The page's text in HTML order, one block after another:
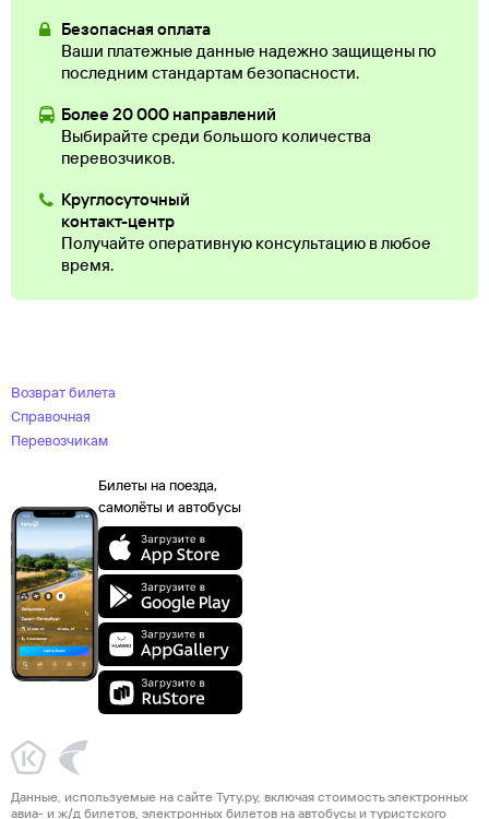
Безопасная оплата
Ваши платежные данные надежно защищены по
последним стандартам безопасности.
Более 20 000 направлений
Выбирайте среди большого количества
перевозчиков.
Круглосуточный
контакт-центр
Получайте оперативную консультацию в любое
время.
Возврат билета
Справочная
Перевозчикам
Билеты на поезда,
самолёты и автобусы
Данные, используемые на сайте Туту.ру, включая стоимость электронных
авиа- и ж/д билетов, электронных билетов на автобусы и туристского